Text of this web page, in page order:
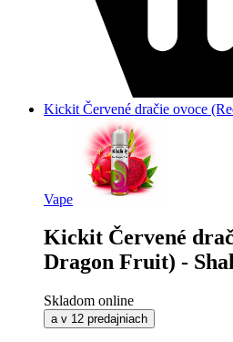
Kickit Červené dračie ovoce
Vape
Kickit Červené
Dragon Fruit) -
Skladom online
a v 12 predajniach